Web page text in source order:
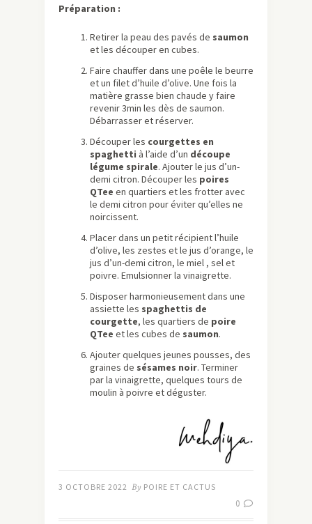
Préparation :
Retirer la peau des pavés de saumon
et les découper en cubes.
Faire chauffer dans une poêle le beurre
et un filet d’huile d’olive. Une fois la
matière grasse bien chaude y faire
revenir 3min les dès de saumon.
Débarrasser et réserver.
Découper les courgettes en
spaghetti à l’aide d’un découpe
légume spirale. Ajouter le jus d’un-
demi citron. Découper les poires
QTee en quartiers et les frotter avec
le demi citron pour éviter qu’elles ne
noircissent.
Placer dans un petit récipient l’huile
d’olive, les zestes et le jus d’orange, le
jus d’un-demi citron, le miel , sel et
poivre. Emulsionner la vinaigrette.
Disposer harmonieusement dans une
assiette les spaghettis de
courgette, les quartiers de poire
QTee et les cubes de saumon.
Ajouter quelques jeunes pousses, des
graines de sésames noir. Terminer
par la vinaigrette, quelques tours de
moulin à poivre et déguster.
3 OCTOBRE 2022 By POIRE ET CACTUS
0